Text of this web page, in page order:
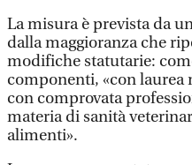
La misura è prevista da
dalla maggioranza che
modifiche statutarie:
componenti, «con laurea
con comprovata
materia di sanità
alimenti».